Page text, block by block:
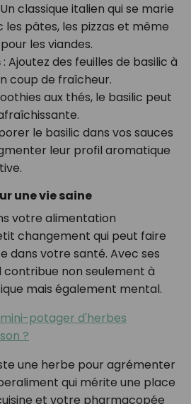
classique italien qui se marie
pâtes, les pizzas et même
les viandes.
: Ajoutez des feuilles de basilic à
coup de fraîcheur.
aux thés, le basilic peut
le basilic dans vos sauces
leur profil aromatique
une vie saine
votre alimentation
changement qui peut faire
dans votre santé. Avec ses
contribue non seulement à
mais également mental.
potager d'herbes
?
une herbe pour agrémenter
qui mérite une place
et votre pharmacopée